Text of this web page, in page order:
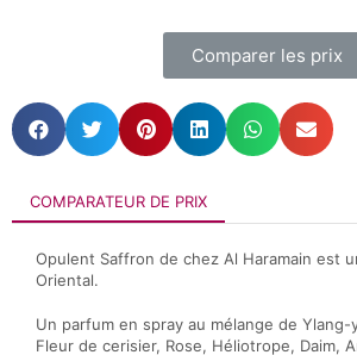
Comparer les prix
COMPARATEUR DE PRIX
Opulent Saffron de chez Al Haramain est
Oriental.
Un parfum en spray au mélange de Ylang-
Fleur de cerisier, Rose, Héliotrope, Daim,